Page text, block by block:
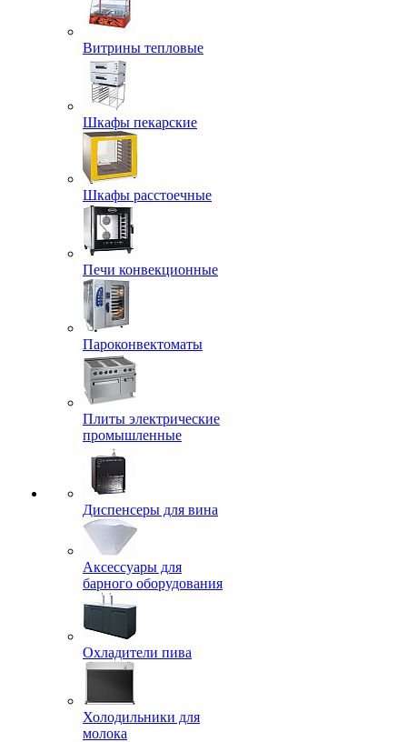
Витрины тепловые
Шкафы пекарские
Шкафы расстоечные
Печи конвекционные
Пароконвектоматы
Плиты электрические
промышленные
Диспенсеры для вина
Аксессуары для
барного оборудования
Охладители пива
Холодильники для
молока